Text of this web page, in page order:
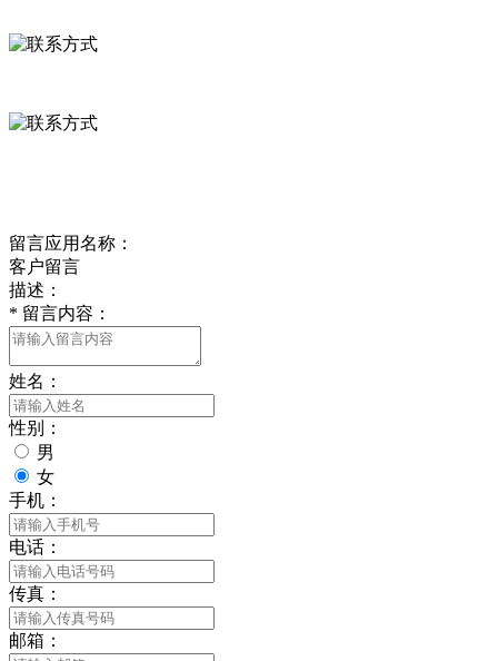
留言应用名称：
客户留言
描述：
* 留言内容：
姓名：
性别：
男
女
手机：
电话：
传真：
邮箱：